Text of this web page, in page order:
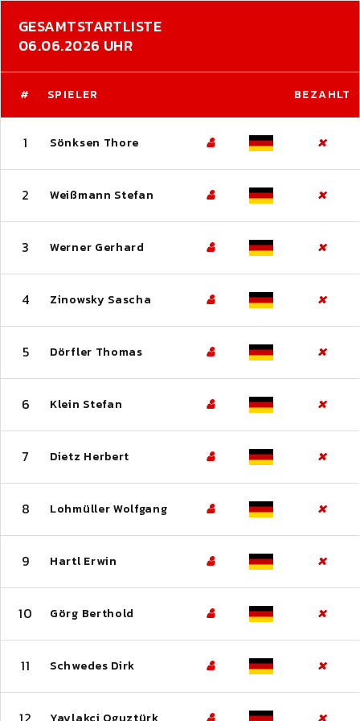
GESAMTSTARTLISTE
06.06.2026 UHR
# SPIELER BEZAHLT
1 Sönksen Thore
2 Weißmann Stefan
3 Werner Gerhard
4 Zinowsky Sascha
5 Dörfler Thomas
6 Klein Stefan
7 Dietz Herbert
8 Lohmüller Wolfgang
9 Hartl Erwin
10 Görg Berthold
11 Schwedes Dirk